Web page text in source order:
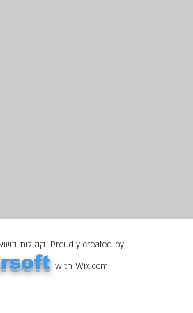
©2020 by קהילות בשואה. Proudly created by
with Wix.com